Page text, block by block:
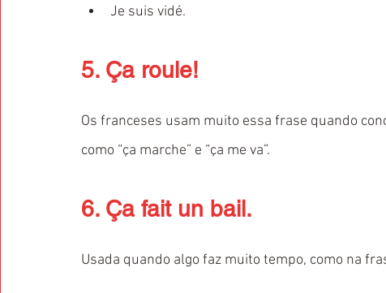
Je suis vidé.
5. Ça roule!
Os franceses usam muito essa frase quando
como “ça marche” e “ça me va”.
6. Ça fait un bail.
Usada quando algo faz muito tempo, como na